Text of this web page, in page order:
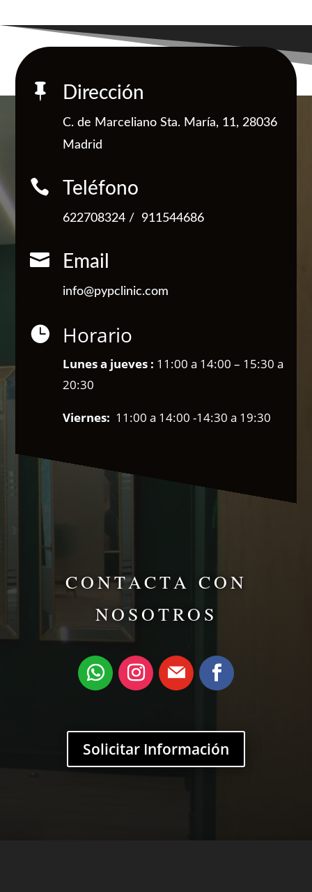
 Dirección
C. de Marceliano Sta. María, 11, 28036
Madrid
 Teléfono
622708324 / 911544686
 Email
info@pypclinic.com
 Horario
Lunes a jueves : 11:00 a 14:00 – 15:30 a
20:30
Viernes: 11:00 a 14:00 -14:30 a 19:30
CONTACTA CON
NOSOTROS
Solicitar Información